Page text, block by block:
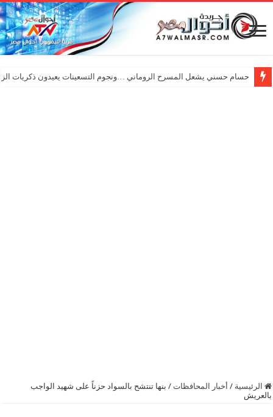
حسام حسني يشعل المسرح الروماني …ونجوم التسعينات يعيدون ذكريات
الرئيسية / أخبار المحافظات / بنها تنتشح بالسواد حزناً على شهيد الواجب
بالعريش